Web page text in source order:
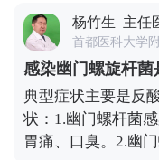
翼和皮肤发青。 五、全身不适症状 如果婴儿有全身
不适症状，他应该
非常严重的症状，
发烧。发热类型可
热。值得注意的是
能仅仅通过他们的
他们的体温可能不
发烧的症状，发烧
呼吸道相关症状，
的加重，病人会出
出现呼吸窘迫等严
肺部有磨玻璃一样
出现脓毒血症、感
衰竭等。
杨竹生 主任
首都医科大学
感染幽门螺旋杆菌
典型症状主要是反
状：1.幽门螺杆菌
胃痛、口臭。2.幽